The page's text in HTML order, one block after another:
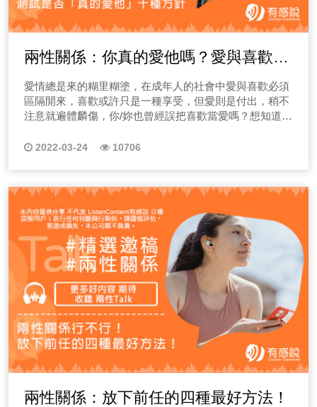
兩性關係：你真的愛他嗎？愛與喜歡區
別？測試是否「真的愛他」的十種方針
愛情總是來的糊里糊塗，在成年人的社會中愛與喜歡必須
區隔開來，喜歡或許只是一種享受，但愛則是付出，稍不
注意就遍體麟傷，你/妳也曾經誤把喜歡當愛嗎？想知道自
2022-03-24 10706
兩性關係：放下前任的四種最好方法！